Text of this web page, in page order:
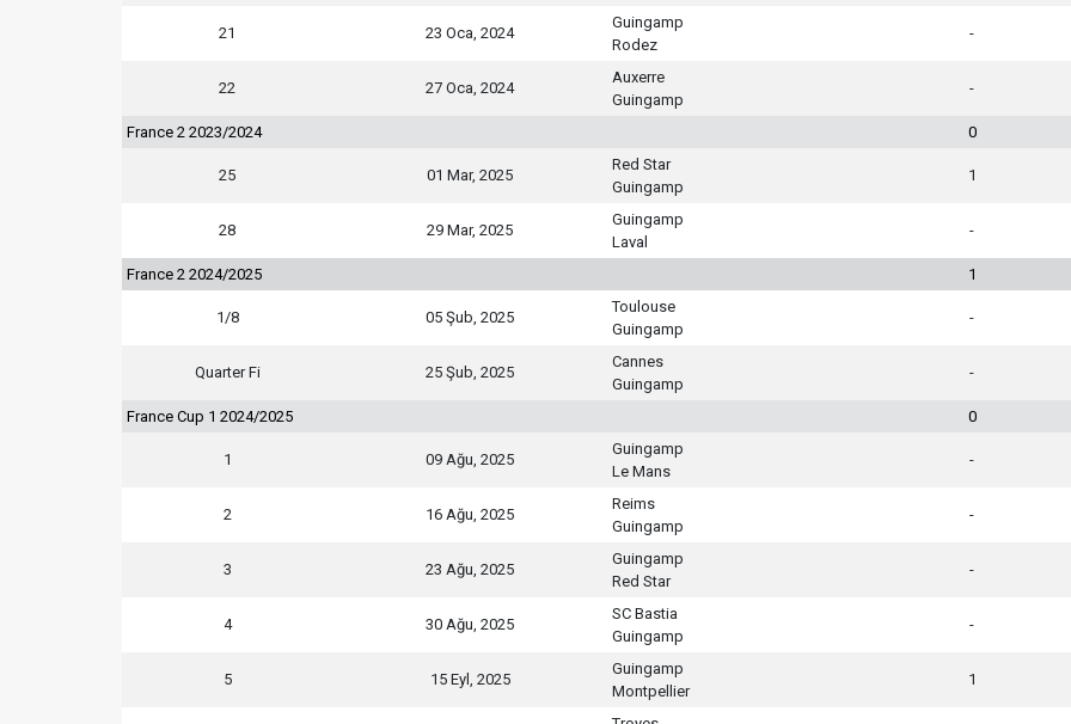
21 23 Oca, 2024
Guingamp
Rodez
-
22 27 Oca, 2024
Auxerre
Guingamp
-
France 2 2023/2024 0
25 01 Mar, 2025
Red Star
Guingamp
1
28 29 Mar, 2025
Guingamp
Laval
-
France 2 2024/2025 1
1/8 05 Şub, 2025
Toulouse
Guingamp
-
Quarter Fi 25 Şub, 2025
Cannes
Guingamp
-
France Cup 1 2024/2025 0
1 09 Ağu, 2025
Guingamp
Le Mans
-
2 16 Ağu, 2025
Reims
Guingamp
-
3 23 Ağu, 2025
Guingamp
Red Star
-
4 30 Ağu, 2025
SC Bastia
Guingamp
-
5 15 Eyl, 2025
Guingamp
Montpellier
1